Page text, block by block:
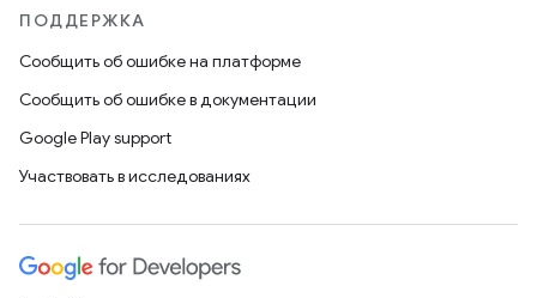
ПОДДЕРЖКА
Сообщить об ошибке на платформе
Сообщить об ошибке в документации
Google Play support
Участвовать в исследованиях